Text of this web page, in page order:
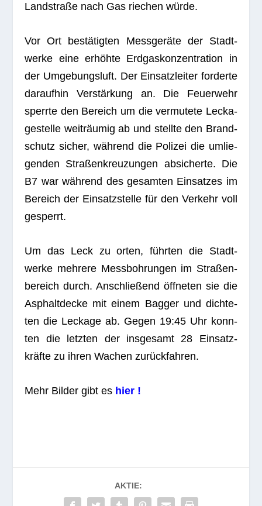
Land­straße nach Gas rie­chen würde.
Vor Ort bestä­tig­ten Mess­ge­räte der Stadt­
werke eine erhöhte Erd­gas­kon­zen­tra­tion in
der Umge­bungs­luft. Der Ein­satz­lei­ter for­derte
dar­auf­hin Ver­stär­kung an. Die Feu­er­wehr
sperrte den Bereich um die ver­mu­tete Lecka­
ge­stelle weit­räu­mig ab und stellte den Brand­
schutz sicher, wäh­rend die Poli­zei die umlie­
gen­den Stra­ßen­kreu­zun­gen absi­cherte. Die
B7 war wäh­rend des gesam­ten Ein­sat­zes im
Bereich der Ein­satz­stelle für den Ver­kehr voll
gesperrt.
Um das Leck zu orten, führ­ten die Stadt­
werke meh­rere Mess­boh­run­gen im Stra­ßen­
be­reich durch. Anschlie­ßend öff­ne­ten sie die
Asphalt­de­cke mit einem Bag­ger und dich­te­
ten die Leckage ab. Gegen 19:45 Uhr konn­
ten die letz­ten der ins­ge­samt 28 Ein­satz­
kräfte zu ihren Wachen zurückfahren.
Mehr Bil­der gibt es hier !
AKTIE: